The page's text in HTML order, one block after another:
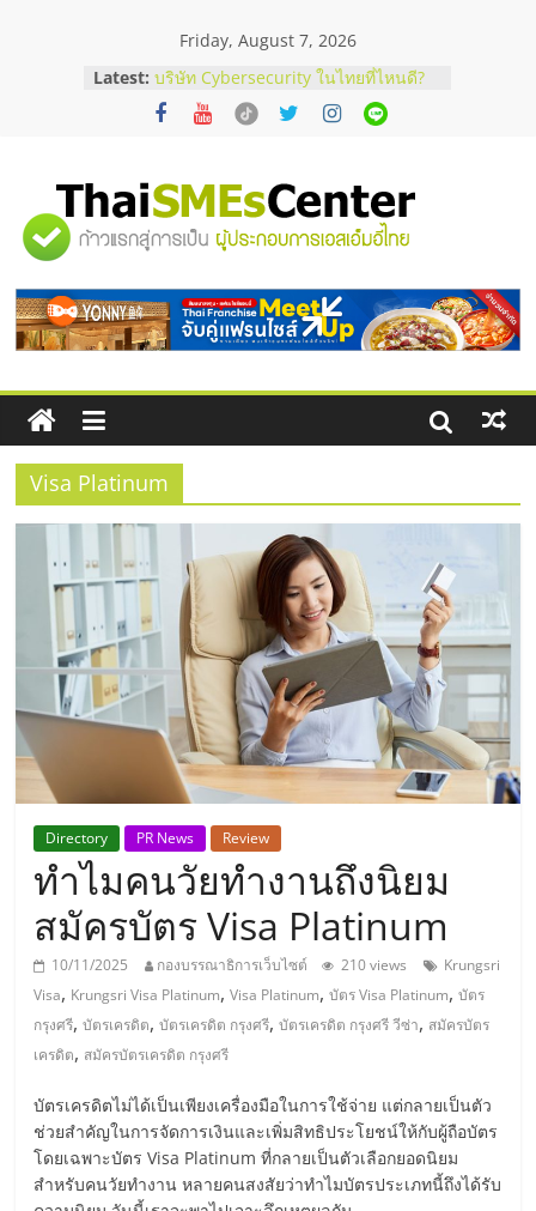
Friday, August 7, 2026
Latest: บริษัท Cybersecurity ในไทยที่ไหนดี?
วิธีเลือกผู้ให้บริการให้คุ้มค่าและตอบ
โจทย์ธุรกิจ
สัมมนาออนไลน์ โอกาสบริหารสถานี
บริการน้ำมัน Shell
สัมมนาลงทุน แฟรนไชส์ยอนนี่
ไชส์ ครั้งที่ 8
ร้านเครื่องเสียงคุณภาพสูง พร้อม
โซลูชันระบบภาพและเสียง
"ศูนย์
รวม
ข้อมูล
ธุรกิจ
SME
แห่ง
ประเทศไทย,
ThaiSMEsCenter,
รวม
ธุรกิจ
เอ
ส
เอ็
มอี
ไทย,
Visa Platinum
Directory PR News Review
ทำไมคนวัยทำงานถึงนิยม
สมัครบัตร Visa Platinum
10/11/2025 กองบรรณาธิการเว็บไซต์ 210 views
Krungsri
Visa, Krungsri Visa Platinum,Visa Platinum,บัตร Visa Platinum,บัตร
กรุงศรี,บัตรเครดิต,บัตรเครดิต กรุงศรี,บัตรเครดิต กรุงศรี วีซ่า, สมัครบัตร
เครดิต, สมัครบัตรเครดิต กรุงศรี
บัตรเครดิตไม่ได้เป็นเพียงเครื่องมือในการใช้จ่าย แต่กลายเป็นตัว
ช่วยสำคัญในการจัดการเงินและเพิ่มสิทธิประโยชน์ให้กับผู้ถือบัตร
โดยเฉพาะบัตร Visa Platinum ที่กลายเป็นตัวเลือกยอดนิยม
สำหรับคนวัยทำงาน หลายคนสงสัยว่าทำไมบัตรประเภทนี้ถึงได้รับ